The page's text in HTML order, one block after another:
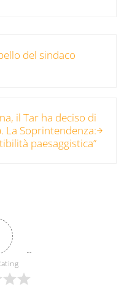
del sindaco
il Tar ha deciso di
La Soprintendenza:
paesaggistica”